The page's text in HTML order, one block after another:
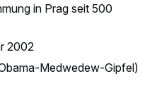
in Prag seit 500
2002
Medwedew-Gipfel)